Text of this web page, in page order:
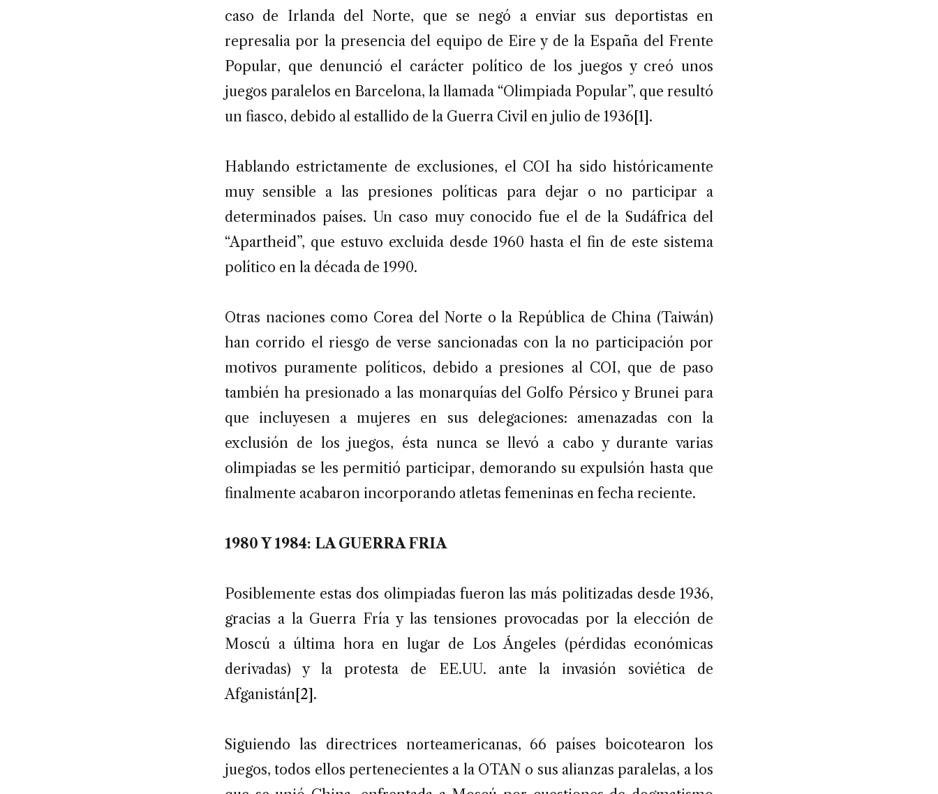
caso de Irlanda del Norte, que se negó a enviar sus deportistas en
represalia por la presencia del equipo de Eire y de la España del Frente
Popular, que denunció el carácter político de los juegos y creó unos
juegos paralelos en Barcelona, la llamada “Olimpiada Popular”, que resultó
un fiasco, debido al estallido de la Guerra Civil en julio de 1936 [1] .
Hablando estrictamente de exclusiones, el COI ha sido históricamente
muy sensible a las presiones políticas para dejar o no participar a
determinados países. Un caso muy conocido fue el de la Sudáfrica del
“Apartheid”, que estuvo excluida desde 1960 hasta el fin de este sistema
político en la década de 1990.
Otras naciones como Corea del Norte o la República de China (Taiwán)
han corrido el riesgo de verse sancionadas con la no participación por
motivos puramente políticos, debido a presiones al COI, que de paso
también ha presionado a las monarquías del Golfo Pérsico y Brunei para
que incluyesen a mujeres en sus delegaciones: amenazadas con la
exclusión de los juegos, ésta nunca se llevó a cabo y durante varias
olimpiadas se les permitió participar, demorando su expulsión hasta que
finalmente acabaron incorporando atletas femeninas en fecha reciente.
1980 Y 1984: LA GUERRA FRIA
Posiblemente estas dos olimpiadas fueron las más politizadas desde 1936,
gracias a la Guerra Fría y las tensiones provocadas por la elección de
Moscú a última hora en lugar de Los Ángeles (pérdidas económicas
derivadas) y la protesta de EE.UU. ante la invasión soviética de
Afganistán [2] .
Siguiendo las directrices norteamericanas, 66 países boicotearon los
juegos, todos ellos pertenecientes a la OTAN o sus alianzas paralelas, a los